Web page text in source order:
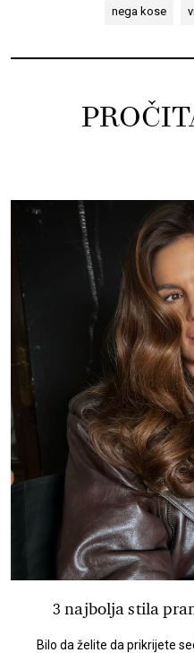
nega kose
3 najbolja stila
Bilo da želite da prikrijete